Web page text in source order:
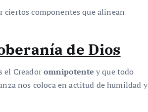
ciertos componentes que alinean
de Dios
el Creadoromnipotente y que todo
nos coloca en actitud de humildad y